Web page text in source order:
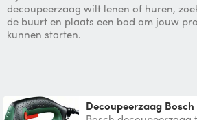
decoupeerzaag wilt lenen of huren,
de buurt en plaats een bod om jouw
kunnen starten.
Decoupeerzaag